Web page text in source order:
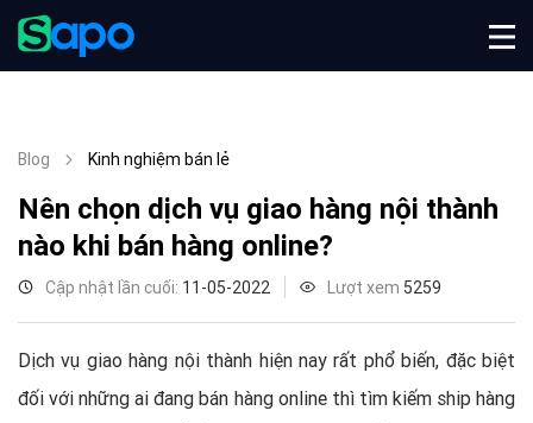
Blog Kinh nghiệm bán lẻ
Nên chọn dịch vụ giao hàng nội thành
nào khi bán hàng online?
Cập nhật lần cuối: 11-05-2022 Lượt xem 5259
Dịch vụ giao hàng nội thành hiện nay rất phổ biến, đặc biệt
đối với những ai đang bán hàng online thì tìm kiếm ship hàng